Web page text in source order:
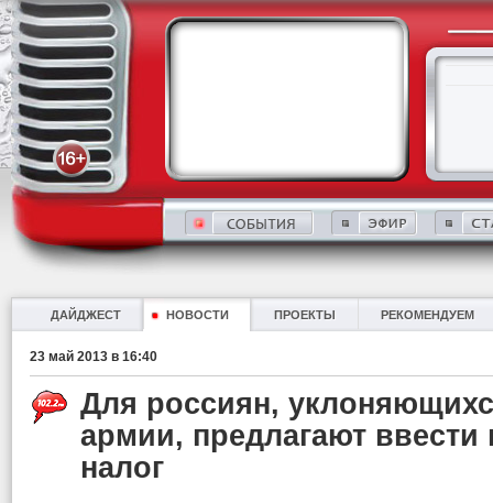
ДАЙДЖЕСТ НОВОСТИ ПРОЕКТЫ РЕКОМЕНДУЕМ
23 май 2013 в 16:40
Для россиян,
армии, предлагают
налог